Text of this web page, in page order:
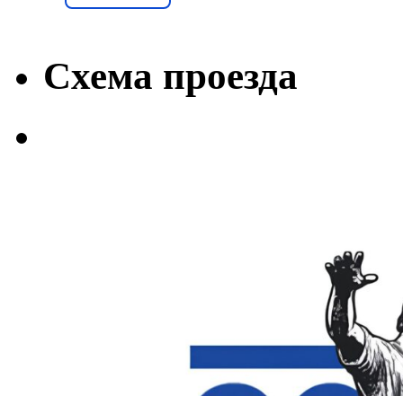
Схема проезда